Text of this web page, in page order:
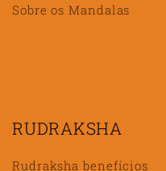
Sobre os Mandalas
RUDRAKSHA
Rudraksha benefícios